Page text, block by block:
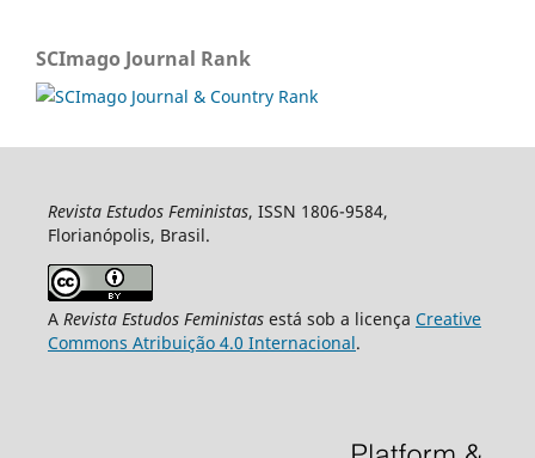
SCImago Journal Rank
Revista Estudos Feministas, ISSN 1806-9584,
Florianópolis, Brasil.
A Revista Estudos Feministasestá sob a licença Creative
Commons Atribuição 4.0 Internacional.